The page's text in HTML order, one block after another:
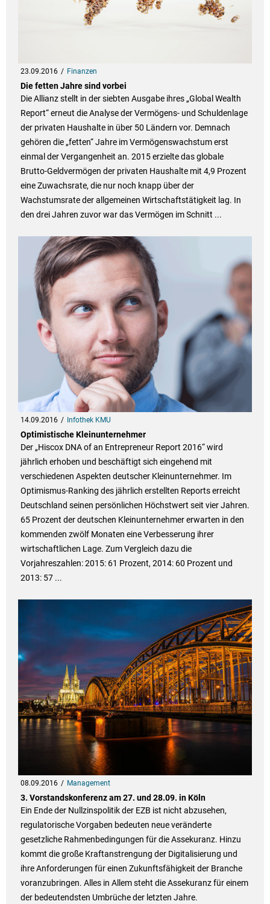
23.09.2016 Finanzen
Die fetten Jahre sind vorbei
Die Allianz stellt in der siebten Ausgabe ihres „Global Wealth
Report“ erneut die Analyse der Vermögens- und Schuldenlage
der privaten Haushalte in über 50 Ländern vor. Demnach
gehören die „fetten“ Jahre im Vermögenswachstum erst
einmal der Vergangenheit an. 2015 erzielte das globale
Brutto-Geldvermögen der privaten Haushalte mit 4,9 Prozent
eine Zuwachsrate, die nur noch knapp über der
Wachstumsrate der allgemeinen Wirtschaftstätigkeit lag. In
den drei Jahren zuvor war das Vermögen im Schnitt ...
14.09.2016 Infothek KMU
Optimistische Kleinunternehmer
Der „Hiscox DNA of an Entrepreneur Report 2016“ wird
jährlich erhoben und beschäftigt sich eingehend mit
verschiedenen Aspekten deutscher Kleinunternehmer. Im
Optimismus-Ranking des jährlich erstellten Reports erreicht
Deutschland seinen persönlichen Höchstwert seit vier Jahren.
65 Prozent der deutschen Kleinunternehmer erwarten in den
kommenden zwölf Monaten eine Verbesserung ihrer
wirtschaftlichen Lage. Zum Vergleich dazu die
Vorjahreszahlen: 2015: 61 Prozent, 2014: 60 Prozent und
2013: 57 ...
08.09.2016 Management
3. Vorstandskonferenz am 27. und 28.09. in Köln
Ein Ende der Nullzinspolitik der EZB ist nicht abzusehen,
regulatorische Vorgaben bedeuten neue veränderte
gesetzliche Rahmenbedingungen für die Assekuranz. Hinzu
kommt die große Kraftanstrengung der Digitalisierung und
ihre Anforderungen für einen Zukunftsfähigkeit der Branche
voranzubringen. Alles in Allem steht die Assekuranz für einem
der bedeutendsten Umbrüche der letzten Jahre.